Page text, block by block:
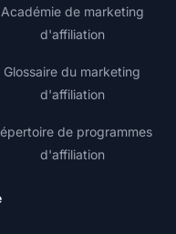
Académie de marketing
d'affiliation
Glossaire du marketing
d'affiliation
de programmes
d'affiliation